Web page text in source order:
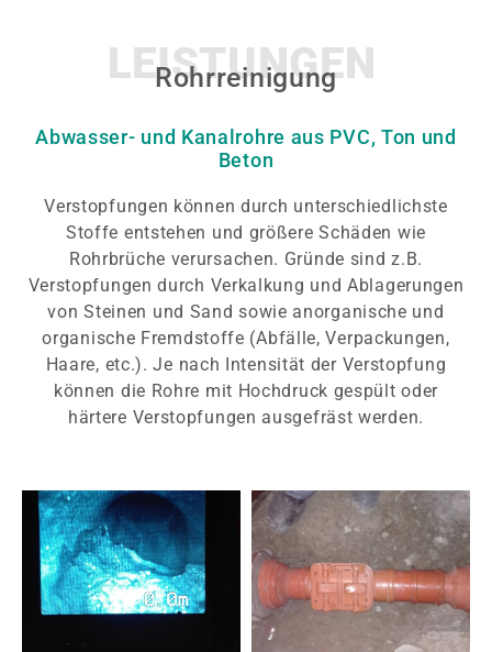
LEISTUNGEN
Rohrreinigung
Abwasser- und Kanalrohre aus PVC, Ton und
Beton
Verstopfungen können durch unterschiedlichste
Stoffe entstehen und größere Schäden wie
Rohrbrüche verursachen. Gründe sind z.B.
Verstopfungen durch Verkalkung und Ablagerungen
von Steinen und Sand sowie anorganische und
organische Fremdstoffe (Abfälle, Verpackungen,
Haare, etc.). Je nach Intensität der Verstopfung
können die Rohre mit Hochdruck gespült oder
härtere Verstopfungen ausgefräst werden.